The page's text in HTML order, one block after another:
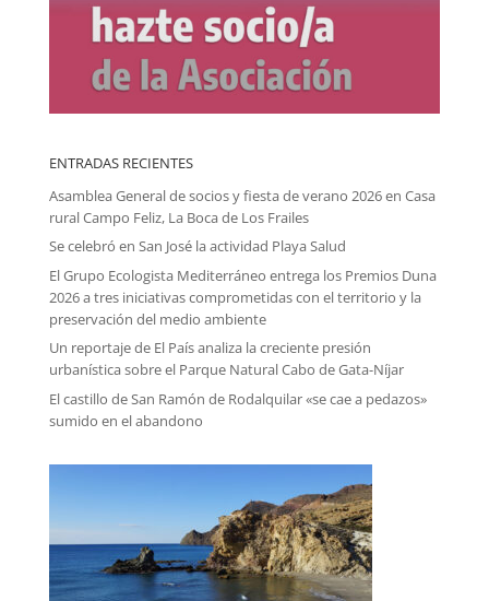
ENTRADAS RECIENTES
Asamblea General de socios y fiesta de verano 2026 en Casa
rural Campo Feliz, La Boca de Los Frailes
Se celebró en San José la actividad Playa Salud
El Grupo Ecologista Mediterráneo entrega los Premios Duna
2026 a tres iniciativas comprometidas con el territorio y la
preservación del medio ambiente
Un reportaje de El País analiza la creciente presión
urbanística sobre el Parque Natural Cabo de Gata-Níjar
El castillo de San Ramón de Rodalquilar «se cae a pedazos»
sumido en el abandono